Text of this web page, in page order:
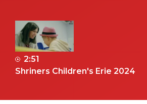
2:51
Shriners Children's Erie 2024